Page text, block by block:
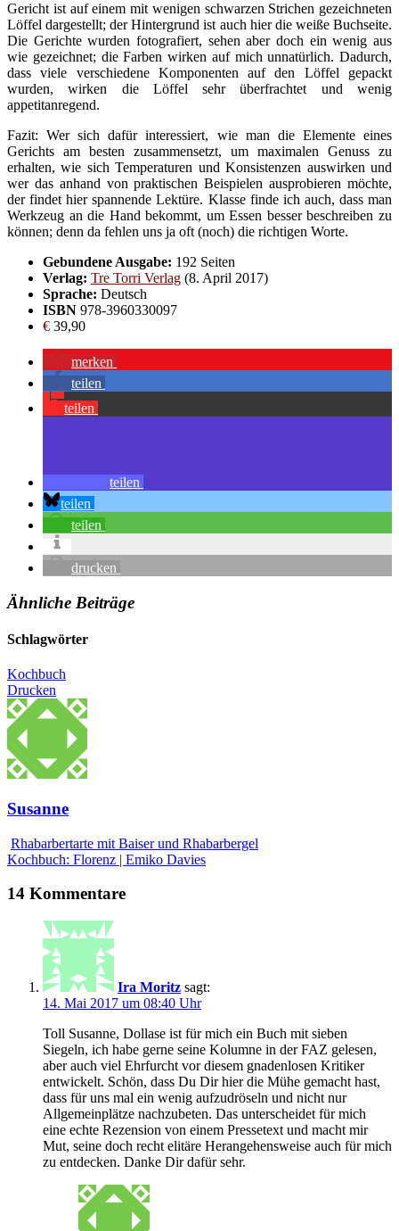
Gericht ist auf einem mit wenigen schwarzen Strichen gezeichneten
Löffel dargestellt; der Hintergrund ist auch hier die weiße Buchseite.
Die Gerichte wurden fotografiert, sehen aber doch ein wenig aus
wie gezeichnet; die Farben wirken auf mich unnatürlich. Dadurch,
dass viele verschiedene Komponenten auf den Löffel gepackt
wurden, wirken die Löffel sehr überfrachtet und wenig
appetitanregend.
Fazit: Wer sich dafür interessiert, wie man die Elemente eines
Gerichts am besten zusammensetzt, um maximalen Genuss zu
erhalten, wie sich Temperaturen und Konsistenzen auswirken und
wer das anhand von praktischen Beispielen ausprobieren möchte,
der findet hier spannende Lektüre. Klasse finde ich auch, dass man
Werkzeug an die Hand bekommt, um Essen besser beschreiben zu
können; denn da fehlen uns ja oft (noch) die richtigen Worte.
Gebundene Ausgabe: 192 Seiten
Verlag: Tre Torri Verlag (8. April 2017)
Sprache: Deutsch
ISBN 978-3960330097
€ 39,90
merken
teilen
teilen
teilen
teilen
teilen
drucken
Ähnliche Beiträge
Schlagwörter
Kochbuch
Drucken
Susanne
Rhabarbertarte mit Baiser und Rhabarbergel
Kochbuch: Florenz | Emiko Davies
14 Kommentare
Ira Moritz sagt:
14. Mai 2017 um 08:40 Uhr
Toll Susanne, Dollase ist für mich ein Buch mit sieben
Siegeln, ich habe gerne seine Kolumne in der FAZ gelesen,
aber auch viel Ehrfurcht vor diesem gnadenlosen Kritiker
entwickelt. Schön, dass Du Dir hier die Mühe gemacht hast,
dass für uns mal ein wenig aufzudröseln und nicht nur
Allgemeinplätze nachzubeten. Das unterscheidet für mich
eine echte Rezension von einem Pressetext und macht mir
Mut, seine doch recht elitäre Herangehensweise auch für mich
zu entdecken. Danke Dir dafür sehr.